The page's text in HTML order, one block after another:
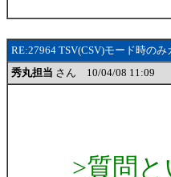
RE:27964 TSV(CSV)モード時のみ
秀丸担当 さん 10/04/08 11:09
>質問